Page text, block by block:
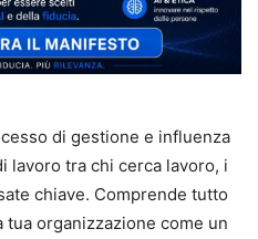
di gestione e influenza
lavoro tra chi cerca lavoro, i
chiave. Comprende tutto
organizzazione come un